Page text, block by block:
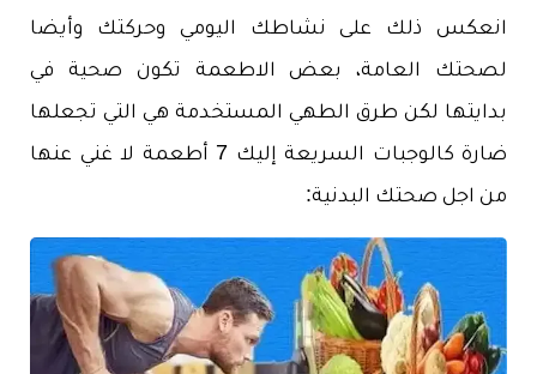
انعكس ذلك على نشاطك اليومي وحركتك وأيضا
لصحتك العامة، بعض الاطعمة تكون صحية في
بدايتها لكن طرق الطهي المستخدمة هي التي تجعلها
ضارة كالوجبات السريعة إليك 7 أطعمة لا غني عنها
من اجل صحتك البدنية: